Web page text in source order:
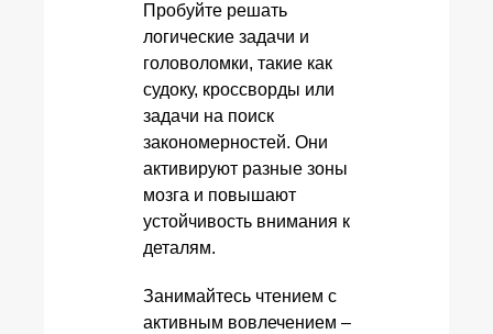
Пробуйте решать
логические задачи и
головоломки, такие как
судоку, кроссворды или
задачи на поиск
закономерностей. Они
активируют разные зоны
мозга и повышают
устойчивость внимания к
деталям.
Занимайтесь чтением с
активным вовлечением –